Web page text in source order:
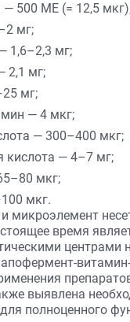
500 МЕ (= 12,5
мг;
1,6–2,3 мг;
2,1 мг;
мг;
— 4 мкг;
— 300–400 мкг;
кислота — 4–7 мг;
мкг;
мкг.
микроэлемент
время
выявлена
полноценного